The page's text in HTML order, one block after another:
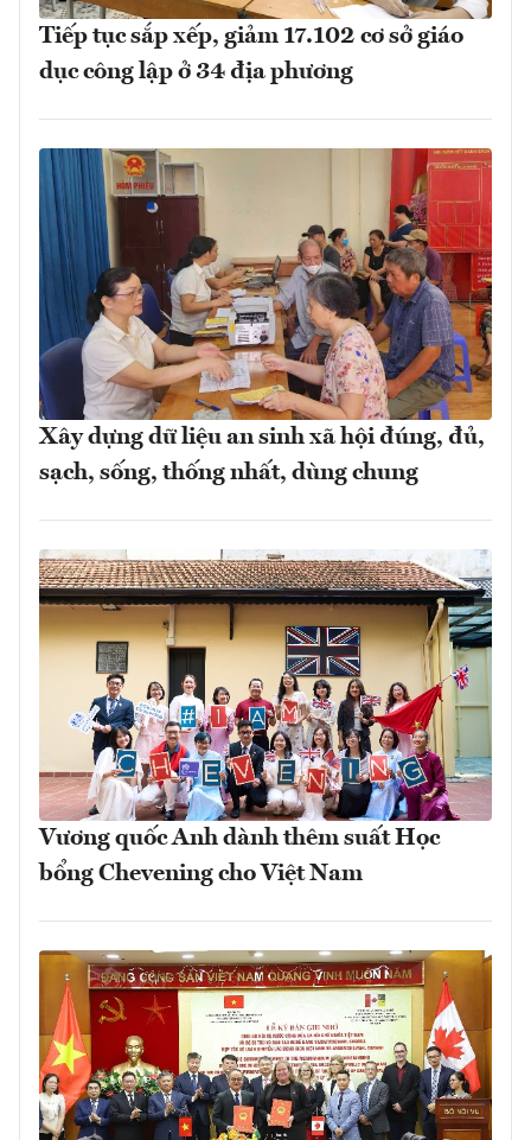
Tiếp tục sắp xếp, giảm 17.102 cơ sở giáo
dục công lập ở 34 địa phương
Xây dựng dữ liệu an sinh xã hội đúng, đủ,
sạch, sống, thống nhất, dùng chung
Vương quốc Anh dành thêm suất Học
bổng Chevening cho Việt Nam